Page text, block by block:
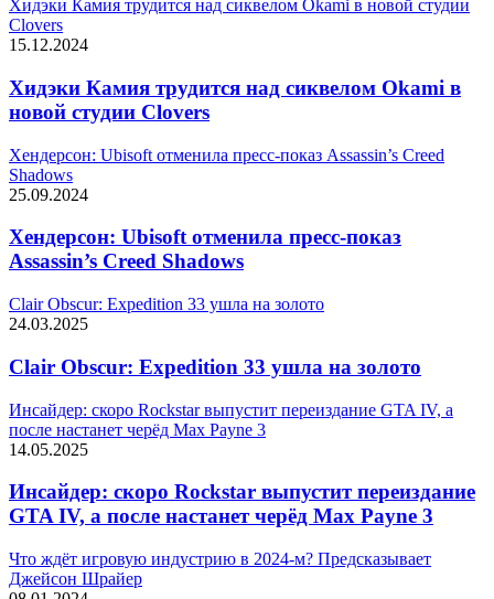
Хидэки Камия трудится над сиквелом Okami в новой студии
Clovers
15.12.2024
Хидэки Камия трудится над сиквелом Okami в
новой студии Clovers
Хендерсон: Ubisoft отменила пресс-показ Assassin’s Creed
Shadows
25.09.2024
Хендерсон: Ubisoft отменила пресс-показ
Assassin’s Creed Shadows
Clair Obscur: Expedition 33 ушла на золото
24.03.2025
Clair Obscur: Expedition 33 ушла на золото
Инсайдер: скоро Rockstar выпустит переиздание GTA IV, а
после настанет черёд Max Payne 3
14.05.2025
Инсайдер: скоро Rockstar выпустит переиздание
GTA IV, а после настанет черёд Max Payne 3
Что ждёт игровую индустрию в 2024-м? Предсказывает
Джейсон Шрайер